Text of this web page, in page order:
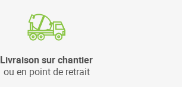
Livraison sur chantier
ou en point de retrait